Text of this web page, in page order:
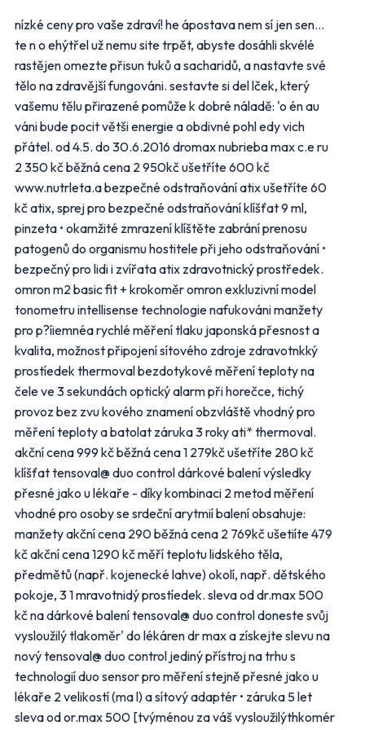
nízké ceny pro vaše zdraví! he ápostava nem sí jen sen...
te n o ehýtřel už nemu site trpět, abyste dosáhli skvélé
rastějen omezte přisun tuků a sacharidů, a nastavte své
tělo na zdravější fungováni. sestavte si del lček, který
vašemu tělu přirazené pomůže k dobré náladě: 'o én au
váni bude pocit větši energie a obdivné pohl edy vich
přátel. od 4.5. do 30.6.2016 dromax nubrieba max c.e ru
2 350 kč běžná cena 2 950kč ušetříte 600 kč
www.nutrleta.a bezpečné odstraňování atix ušetříte 60
kč atix, sprej pro bezpečné odstraňování klíšťat 9 ml,
pinzeta • okamžité zmrazení klíštěte zabrání prenosu
patogenů do organismu hostitele při jeho odstraňování •
bezpečný pro lidi i zvířata atix zdravotnický prostředek.
omron m2 basic fit + krokoměr omron exkluzivní model
tonometru intellisense technologie nafukováni manžety
pro p?íiemnéa rychlé měření tlaku japonská přesnost a
kvalita, možnost připojení sítového zdroje zdravotnkký
prostíedek thermoval bezdotykové měření teploty na
čele ve 3 sekundách optický alarm při horečce, tichý
provoz bez zvu kového znamení obzvláště vhodný pro
měření teploty a batolat záruka 3 roky ati* thermoval.
akční cena 999 kč běžná cena 1 279kč ušetříte 280 kč
klíšťat tensoval@ duo control dárkové balení výsledky
přesné jako u lékaře - díky kombinaci 2 metod měření
vhodné pro osoby se srdeční arytmií balení obsahuje:
manžety akční cena 290 běžná cena 2 769kč ušetiíte 479
kč akční cena 1290 kč měří teplotu lidského těla,
předmětů (např. kojenecké lahve) okolí, např. dětského
pokoje, 3 1 mravotnidý prostíedek. sleva od dr.max 500
kč na dárkové balení tensoval@ duo control doneste svůj
vysloužilý tlakoměr' do lékáren dr max a získejte slevu na
nový tensoval@ duo control jediný přístroj na trhu s
technologií duo sensor pro měření stejně přesné jako u
lékaře 2 velikostí (ma l) a sítový adaptér • záruka 5 let
sleva od or.max 500 [tvýménou za váš vysloužilýthkomér
FLOP Globus
Kaufland Lidl
Makro Norma
Penny Market Tesco
Další obchody podle kategorií
Bydlení, zahrada
Drogerie, kosmetika
Elektro
Nábytek
Oblečení
Sport
Pro děti, hračky
Lékárny
Auto moto
Ostatní supermarkety
Přihlásit k odběru